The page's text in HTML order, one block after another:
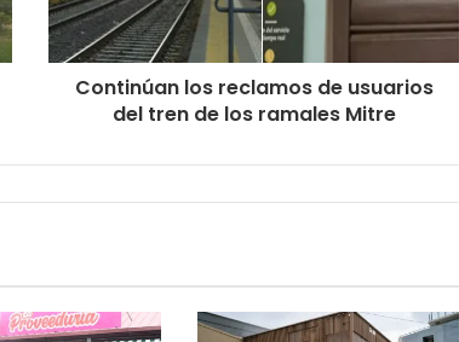
Continúan los reclamos de usuarios
del tren de los ramales Mitre